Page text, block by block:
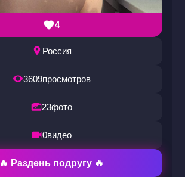
4
Россия
3609просмотров
23фото
0видео
🔥 Раздень подругу 🔥